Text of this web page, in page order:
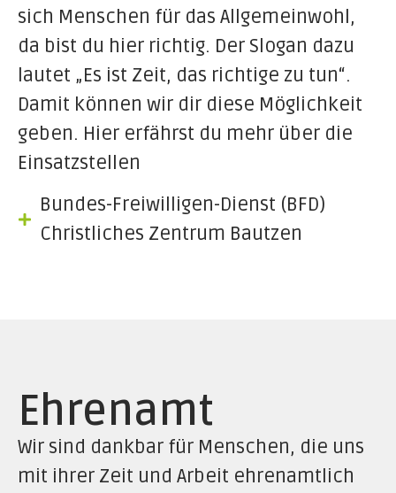
sich Menschen für das Allgemeinwohl,
da bist du hier richtig. Der Slogan dazu
lautet „Es ist Zeit, das richtige zu tun“.
Damit können wir dir diese Möglichkeit
geben. Hier erfährst du mehr über die
Einsatzstellen
Bundes-Freiwilligen-Dienst (BFD)
Christliches Zentrum Bautzen
Ehrenamt
Wir sind dankbar für Menschen, die uns
mit ihrer Zeit und Arbeit ehrenamtlich